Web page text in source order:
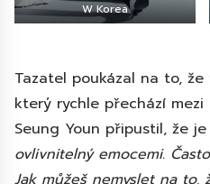
W Korea
Tazatel poukázal na to,
který rychle přechází mezi
Seung Youn připustil, že
ovlivnitelný emocemi.
Jak můžeš nemyslet na to,